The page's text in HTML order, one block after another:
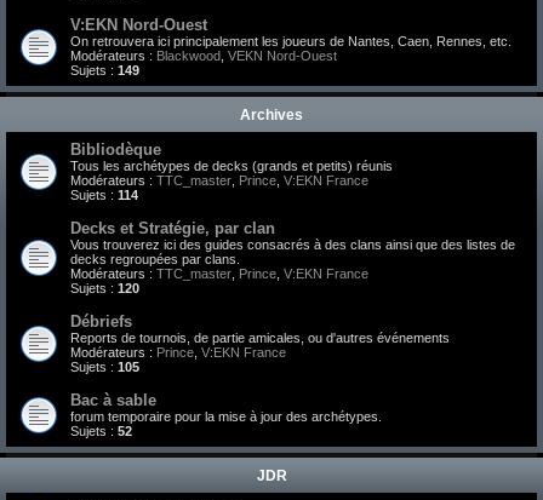
V:EKN Nord-Ouest
On retrouvera ici principalement les joueurs de Nantes, Caen, Rennes, etc.
Modérateurs : Blackwood VEKN Nord-Ouest
Sujets : 149
Archives
Bibliodèque
Tous les archétypes de decks (grands et petits) réunis
Modérateurs : TTC_master Prince V:EKN France
Sujets : 114
Decks et Stratégie, par clan
Vous trouverez ici des guides consacrés à des clans ainsi que des listes de
decks regroupées par clans.
Modérateurs : TTC_master Prince V:EKN France
Sujets : 120
Débriefs
Reports de tournois, de partie amicales, ou d'autres événements
Modérateurs : Prince V:EKN France
Sujets : 105
Bac à sable
forum temporaire pour la mise à jour des archétypes.
Sujets : 52
JDR